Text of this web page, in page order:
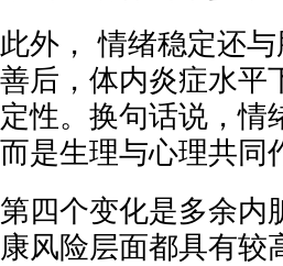
此外， 情绪稳定还
善后，体内炎症水平
定性。换句话说，情
而是生理与心理共同
第四个变化是多余内
康风险层面都具有较